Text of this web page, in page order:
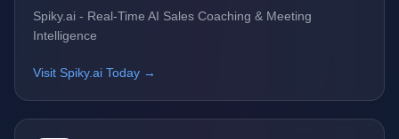
Spiky.ai - Real-Time AI Sales Coaching & Meeting
Intelligence
Visit Spiky.ai Today →